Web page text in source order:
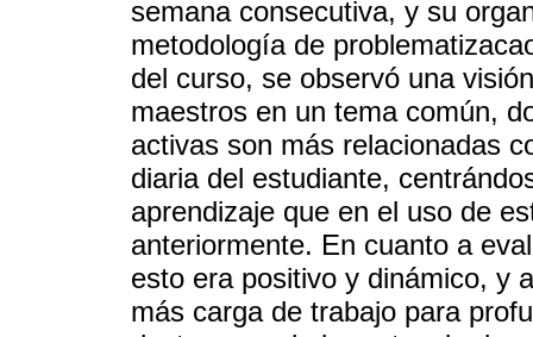
semana consecutiva, y su
metodología de
del curso, se observó una
maestros en un tema común,
activas son más relacionadas
diaria del estudiante,
aprendizaje que en el uso de
anteriormente. En cuanto a
esto era positivo y dinámico, y
más carga de trabajo para